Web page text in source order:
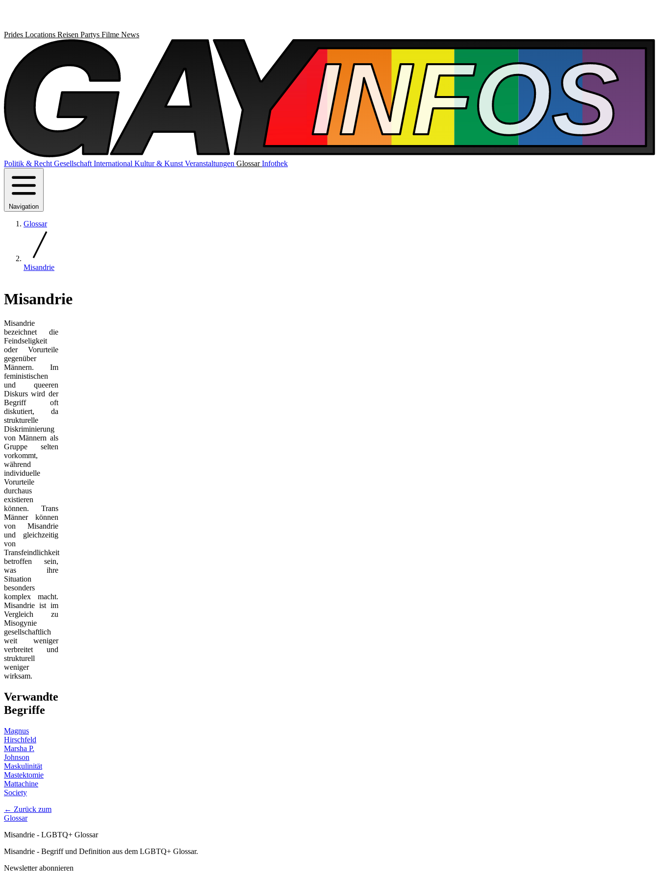
Prides Locations Reisen Partys Filme News
Politik & Recht Gesellschaft International Kultur & Kunst Veranstaltungen GlossarInfothek
Navigation
Glossar
Misandrie
Misandrie
Misandrie
bezeichnet die
Feindseligkeit
oder Vorurteile
gegenüber
Männern. Im
feministischen
und queeren
Diskurs wird der
Begriff oft
diskutiert, da
strukturelle
Diskriminierung
von Männern als
Gruppe selten
vorkommt,
während
individuelle
Vorurteile
durchaus
existieren
können. Trans
Männer können
von Misandrie
und gleichzeitig
von
Transfeindlichkeit
betroffen sein,
was ihre
Situation
besonders
komplex macht.
Misandrie ist im
Vergleich zu
Misogynie
gesellschaftlich
weit weniger
verbreitet und
strukturell
weniger
wirksam.
Verwandte
Begriffe
Magnus
Hirschfeld
Marsha P.
Johnson
Maskulinität
Mastektomie
Mattachine
Society
← Zurück zum
Glossar
Misandrie - LGBTQ+ Glossar
Misandrie - Begriff und Definition aus dem LGBTQ+ Glossar.
Newsletter abonnieren